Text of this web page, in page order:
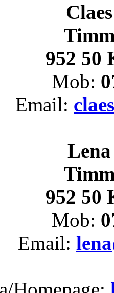
952 50
Mob:
Email:
952 50
Mob:
Email: